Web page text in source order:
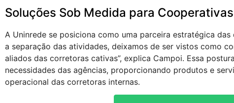
Soluções Sob Medida para Cooperativas
A Uninrede se posiciona como uma parceira estratégica
a separação das atividades, deixamos de ser vistos como
aliados das corretoras cativas”, explica Campoi. Essa
necessidades das agências, proporcionando produtos e
operacional das corretoras internas.